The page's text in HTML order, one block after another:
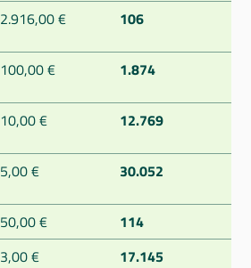
2.916,00 € 106
100,00 € 1.874
10,00 € 12.769
5,00 € 30.052
50,00 €
114
3,00 € 17.145